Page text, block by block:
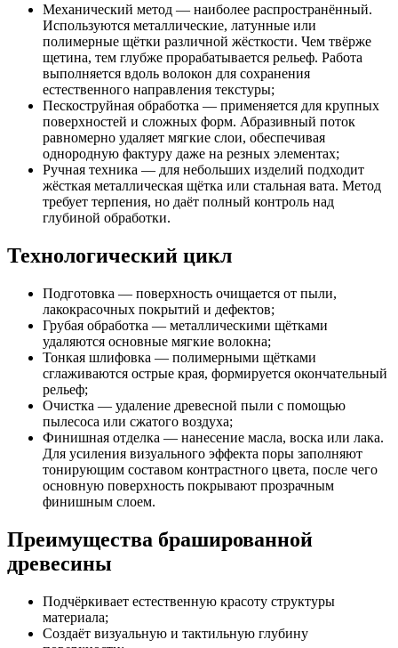
Механический метод — наиболее распространённый.
Используются металлические, латунные или
полимерные щётки различной жёсткости. Чем твёрже
щетина, тем глубже прорабатывается рельеф. Работа
выполняется вдоль волокон для сохранения
естественного направления текстуры;
Пескоструйная обработка — применяется для крупных
поверхностей и сложных форм. Абразивный поток
равномерно удаляет мягкие слои, обеспечивая
однородную фактуру даже на резных элементах;
Ручная техника — для небольших изделий подходит
жёсткая металлическая щётка или стальная вата. Метод
требует терпения, но даёт полный контроль над
глубиной обработки.
Технологический цикл
Подготовка — поверхность очищается от пыли,
лакокрасочных покрытий и дефектов;
Грубая обработка — металлическими щётками
удаляются основные мягкие волокна;
Тонкая шлифовка — полимерными щётками
сглаживаются острые края, формируется окончательный
рельеф;
Очистка — удаление древесной пыли с помощью
пылесоса или сжатого воздуха;
Финишная отделка — нанесение масла, воска или лака.
Для усиления визуального эффекта поры заполняют
тонирующим составом контрастного цвета, после чего
основную поверхность покрывают прозрачным
финишным слоем.
Преимущества брашированной
древесины
Подчёркивает естественную красоту структуры
материала;
Создаёт визуальную и тактильную глубину